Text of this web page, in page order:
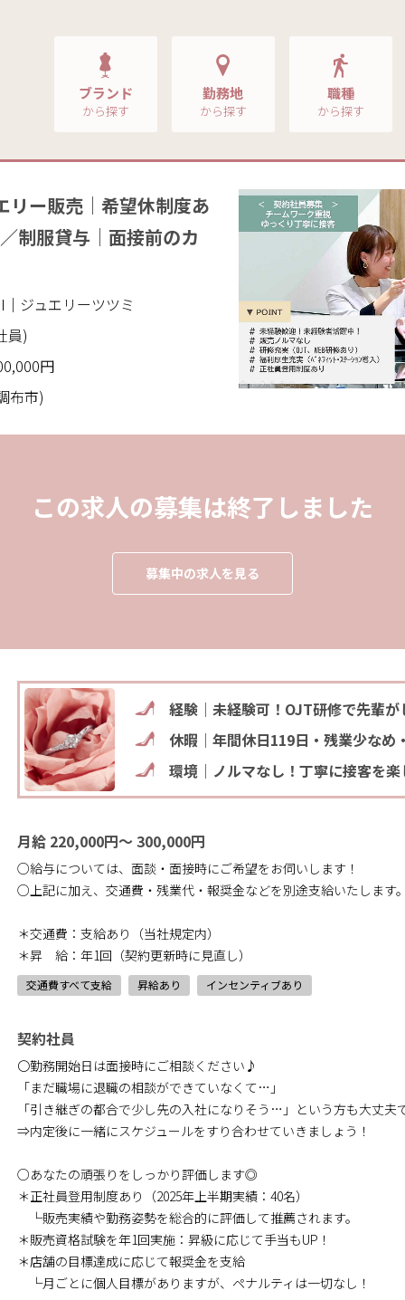
ブランド
から探す
勤務地
から探す
職種
から探す
リー販売｜希望休制度あ
制服貸与｜面接前のカ
｜ジュエリーツツミ
員)
円
布市)
この求人の募集は終了しました
募集中の求人を見る
経験｜未経験可！OJT研修で先輩が
休暇｜年間休日119日・残業少な
環境｜ノルマなし！丁寧に接客を
月給 220,000円～ 300,000円
○給与については、面談・面接時にご希望をお伺いします！
○上記に加え、交通費・残業代・報奨金などを別途支給いたします。
＊交通費：支給あり（当社規定内）
＊昇 給：年1回（契約更新時に見直し）
交通費すべて支給 昇給あり インセンティブあり
契約社員
〇勤務開始日は面接時にご相談ください♪
「まだ職場に退職の相談ができていなくて…」
「引き継ぎの都合で少し先の入社になりそう…」という方も大丈夫で
⇒内定後に一緒にスケジュールをすり合わせていきましょう！
○あなたの頑張りをしっかり評価します◎
＊正社員登用制度あり（2025年上半期実績：40名）
└販売実績や勤務姿勢を総合的に評価して推薦されます。
＊販売資格試験を年1回実施：昇級に応じて手当もUP！
＊店舗の目標達成に応じて報奨金を支給
└月ごとに個人目標がありますが、ペナルティは一切なし！